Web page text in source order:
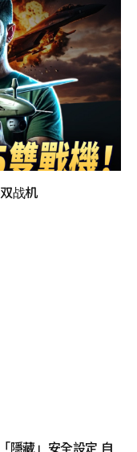
战机
隱藏」安全設定 自